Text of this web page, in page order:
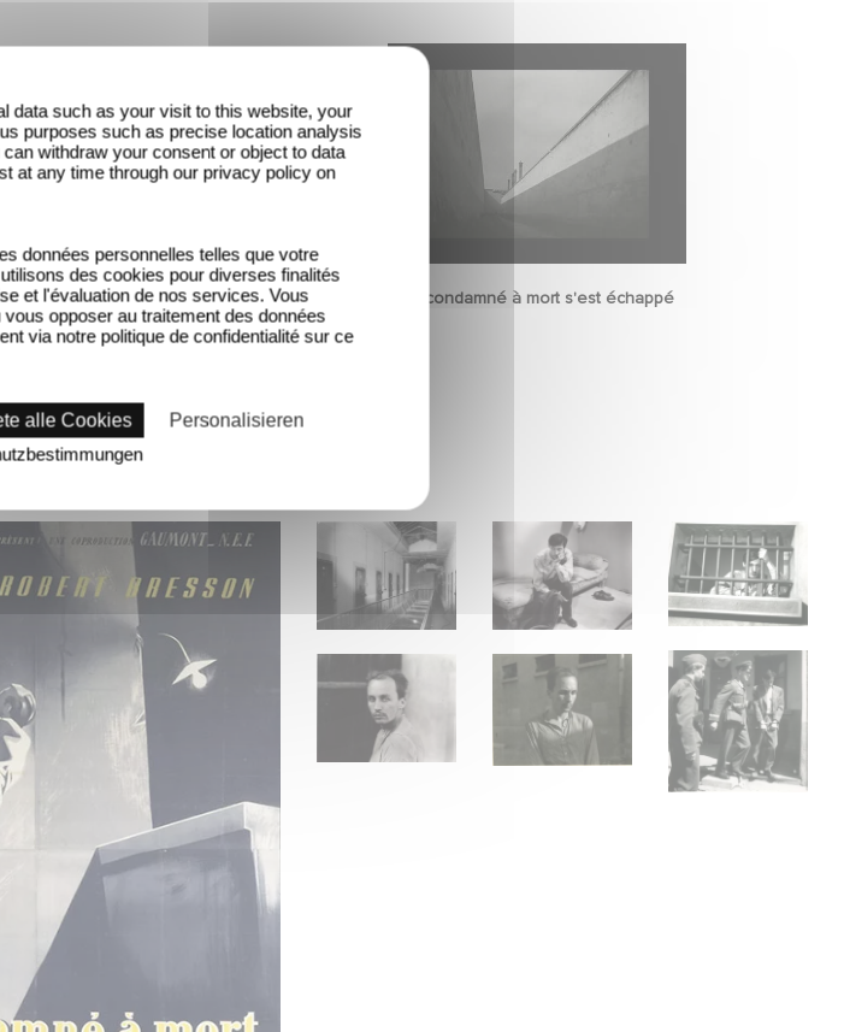
Un condamné à mort s'est échappé
data such as your visit to this website, your
purposes such as precise location analysis
withdraw your consent or object to data
at any time through our privacy policy on
données personnelles telles que votre
des cookies pour diverses finalités
et l'évaluation de nos services. Vous
opposer au traitement des données
via notre politique de confidentialité sur ce
alle Cookies
Personalisieren